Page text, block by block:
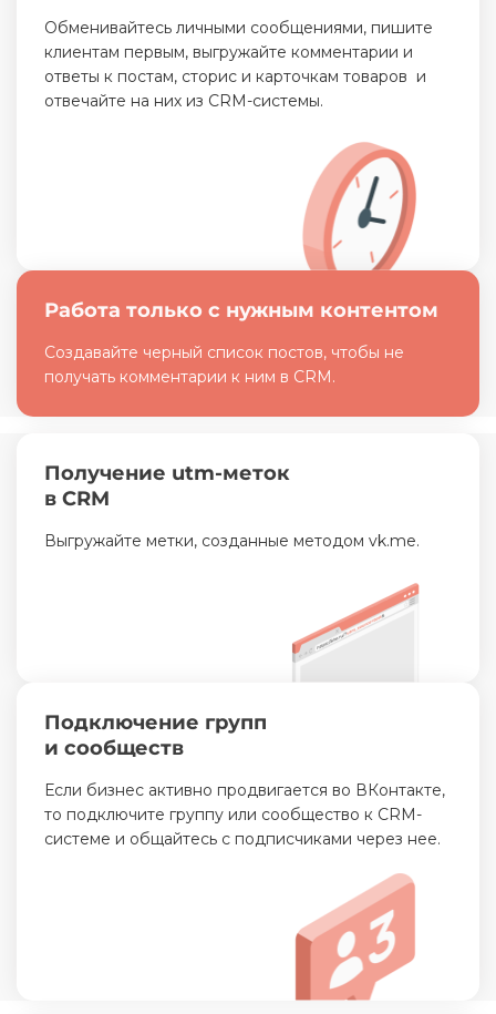
Обменивайтесь личными сообщениями, пишите
клиентам первым, выгружайте комментарии и
ответы к постам, сторис и карточкам товаров и
отвечайте на них из CRM-системы.
Работа только с нужным контентом
Создавайте черный список постов, чтобы не
получать комментарии к ним в CRM.
Получение utm-меток
в CRM
Выгружайте метки, созданные методом vk.me.
Подключение групп
и сообществ
Если бизнес активно продвигается во ВКонтакте,
то подключите группу или сообщество к CRM-
системе и общайтесь с подписчиками через нее.